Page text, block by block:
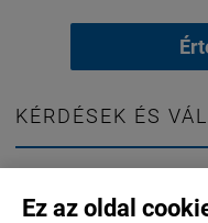
Ez az oldal
KÉRDÉSEK ÉS